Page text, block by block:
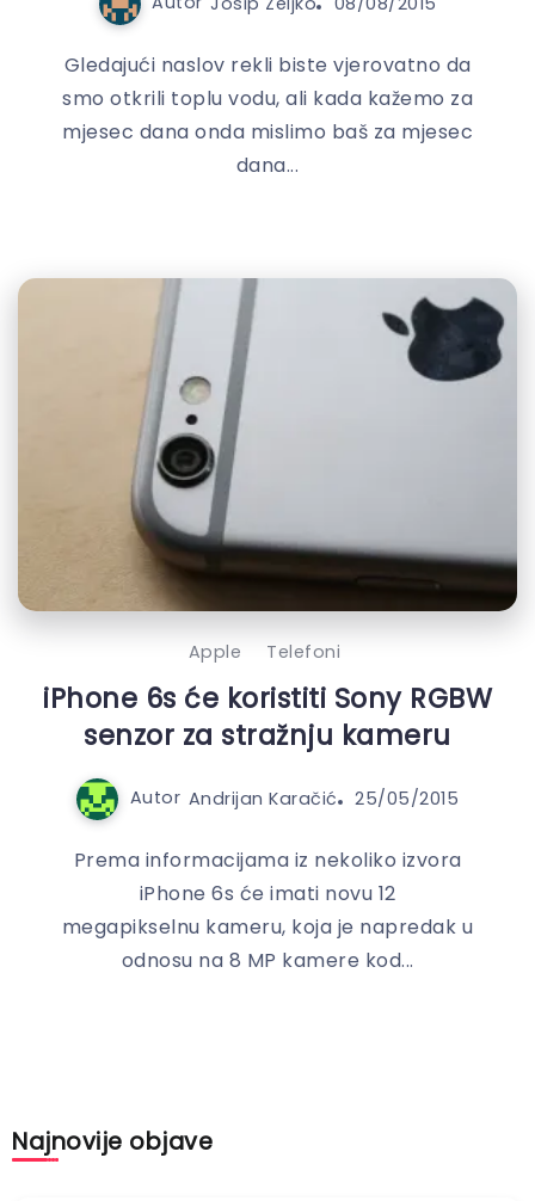
Gledajući naslov rekli biste vjerovatno da
smo otkrili toplu vodu, ali kada kažemo za
mjesec dana onda mislimo baš za mjesec
dana...
Apple Telefoni
iPhone 6s će koristiti Sony RGBW
senzor za stražnju kameru
Autor Andrijan Karačić 25/05/2015
Prema informacijama iz nekoliko izvora
iPhone 6s će imati novu 12
megapikselnu kameru, koja je napredak u
odnosu na 8 MP kamere kod...
Najnovije objave